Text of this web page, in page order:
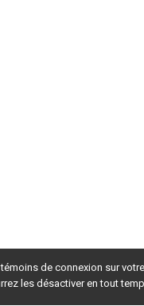
de connexion sur
les désactiver en tout